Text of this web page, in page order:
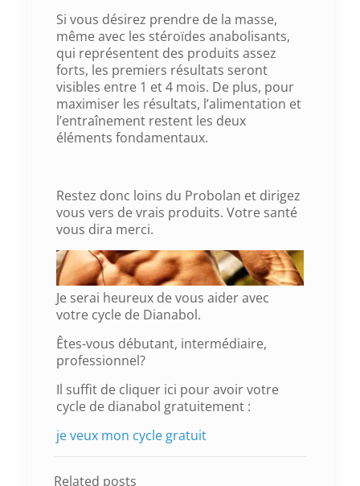
Si vous désirez prendre de la masse,
même avec les stéroïdes anabolisants,
qui représentent des produits assez
forts, les premiers résultats seront
visibles entre 1 et 4 mois. De plus, pour
maximiser les résultats, l’alimentation et
l’entraînement restent les deux
éléments fondamentaux.
Restez donc loins du Probolan et dirigez
vous vers de vrais produits. Votre santé
vous dira merci.
Je serai heureux de vous aider avec
votre cycle de Dianabol.
Êtes-vous débutant, intermédiaire,
professionnel?
Il suffit de cliquer ici pour avoir votre
cycle de dianabol gratuitement :
je veux mon cycle gratuit
Related posts